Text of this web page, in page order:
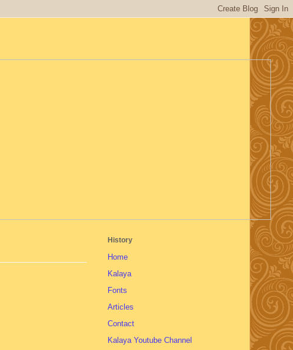
History
Home
Kalaya
Fonts
Articles
Contact
Kalaya Youtube Channel